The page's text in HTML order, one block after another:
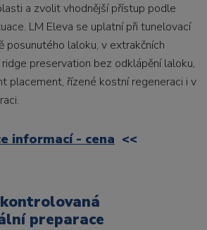
a zvolit vhodnější přístup podle
LM Eleva se uplatní při tunelovací
posunutého laloku, v extrakčních
preservation bez odklápění laloku,
placement, řízené kostní regeneraci i v
informací - cena <<
preparace